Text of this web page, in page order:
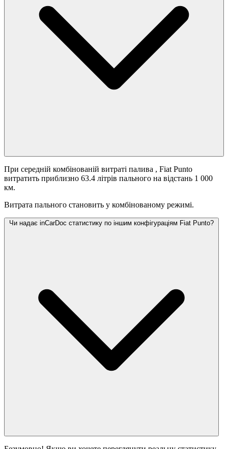
При середній комбінованій витраті палива , Fiat Punto
витратить приблизно 63.4 літрів пального на відстань 1 000
км.
Витрата пального становить у комбінованому режимі.
Чи надає inCarDoc статистику по іншим конфігураціям Fiat Punto?